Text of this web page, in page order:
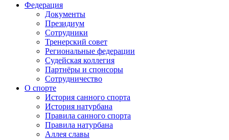
Федерация
Документы
Президиум
Сотрудники
Тренерский совет
Региональные федерации
Судейская коллегия
Партнёры и спонсоры
Сотрудничество
О спорте
История санного спорта
История натурбана
Правила санного спорта
Правила натурбана
Аллея славы